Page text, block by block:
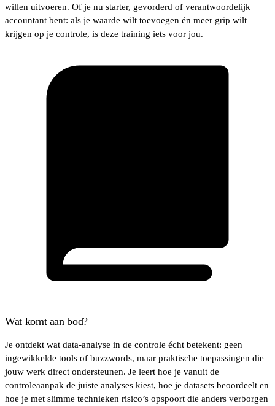
willen uitvoeren. Of je nu starter, gevorderd of verantwoordelijk
accountant bent: als je waarde wilt toevoegen én meer grip wilt
krijgen op je controle, is deze training iets voor jou.
Wat komt aan bod?
Je ontdekt wat data-analyse in de controle écht betekent: geen
ingewikkelde tools of buzzwords, maar praktische toepassingen die
jouw werk direct ondersteunen. Je leert hoe je vanuit de
controleaanpak de juiste analyses kiest, hoe je datasets beoordeelt en
hoe je met slimme technieken risico’s opspoort die anders verborgen